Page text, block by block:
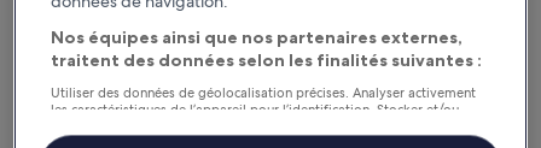
Consultez les prix pour ces dates
Ce soir
6 août - 7 août
Demain
7 août - 8 août
Nos équipes ainsi que nos partenaires externes,
traitent des données selon les finalités suivantes :
Utiliser des données de géolocalisation précises. Analyser activement
les caractéristiques de l’appareil pour l’identification. Stocker et/ou
personnalisés, mesure de performance des publicités et du contenu,